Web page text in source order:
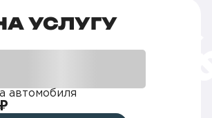
УСЛУГУ
автомобиля